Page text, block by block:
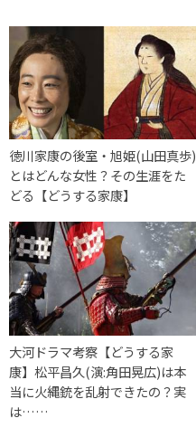
徳川家康の後室・旭姫(山田真歩)
とはどんな女性？その生涯をた
どる【どうする家康】
大河ドラマ考察【どうする家
康】松平昌久(演:角田晃広)は本
当に火縄銃を乱射できたの？実
は……